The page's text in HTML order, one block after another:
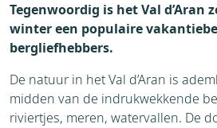
Tegenwoordig is het Val d’Aran
winter een populaire
bergliefhebbers.
De natuur in het Val d’Aran is
midden van de indrukwekkende
riviertjes, meren, watervallen. De